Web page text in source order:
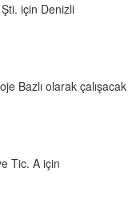
için Denizli
Bazlı olarak çalışacak
Tic. A için